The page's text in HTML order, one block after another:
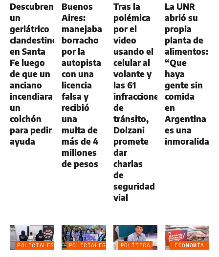
Descubren
un
geriátrico
clandestino
en Santa
Fe luego
de que un
anciano
incendiara
un
colchón
para pedir
ayuda
Buenos
Aires:
manejaba
borracho
por la
autopista
con una
licencia
falsa y
recibió
una
multa de
más de 4
millones
de pesos
Tras la
polémica
por el
video
usando el
celular al
volante y
las 61
infracciones
de
tránsito,
Dolzani
promete
dar
charlas
de
seguridad
vial
La UNR
abrió su
propia
planta de
alimentos:
“Que
haya
gente sin
comida
en
Argentina
es una
POLICIALES POLICIALES POLÍTICA
ECONOMÍA